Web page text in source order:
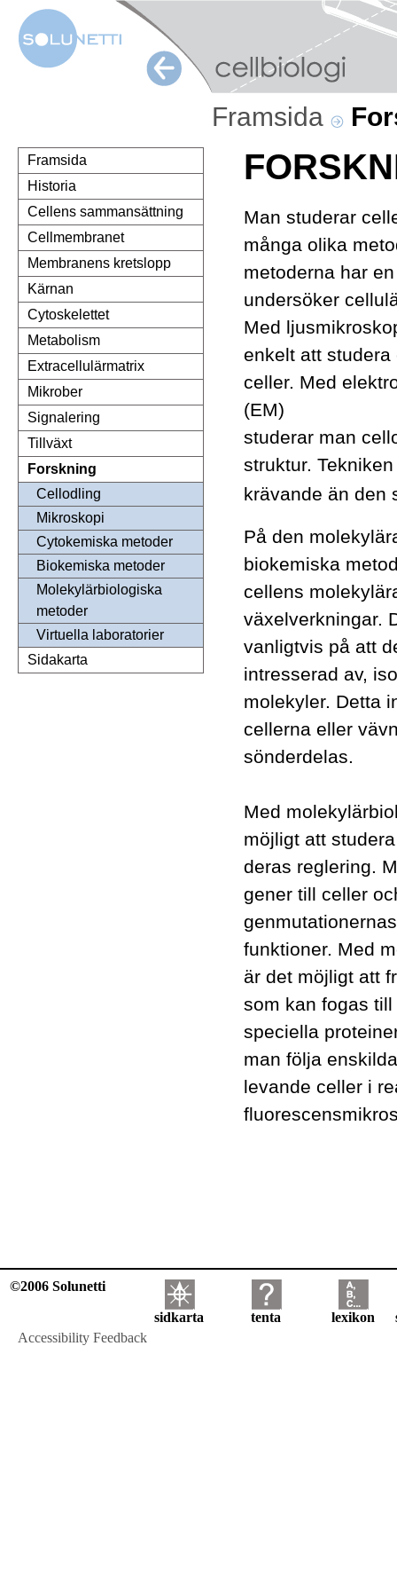
Framsida
Framsida
Historia
Cellens sammansättning
Cellmembranet
Membranens kretslopp
Kärnan
Cytoskelettet
Metabolism
Extracellulärmatrix
Mikrober
Signalering
Tillväxt
Forskning
Cellodling
Mikroskopi
Cytokemiska metoder
Biokemiska metoder
Molekylärbiologiska
metoder
Virtuella laboratorier
Sidakarta
Man studerar
många olika
metoderna har
undersöker
Med
enkelt att
celler. Med
(EM)
studerar man
struktur.
krävande än den
På den
biokemiska
cellens
växelverkningar.
vanligtvis på att
intresserad av,
molekyler. Detta
cellerna eller
sönderdelas.
Med
möjligt att
deras reglering.
gener till celler
funktioner. Med
är det möjligt att
som kan fogas
speciella
man följa
levande celler i
©2006 Solunetti
sidkarta tenta lexikon
Accessibility Feedback